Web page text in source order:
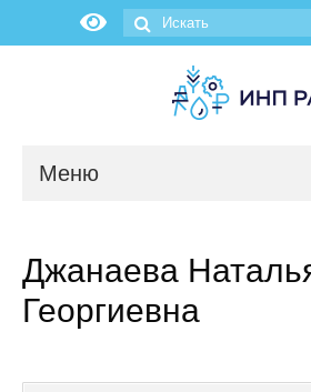
Меню
Джанаева
Георгиевна